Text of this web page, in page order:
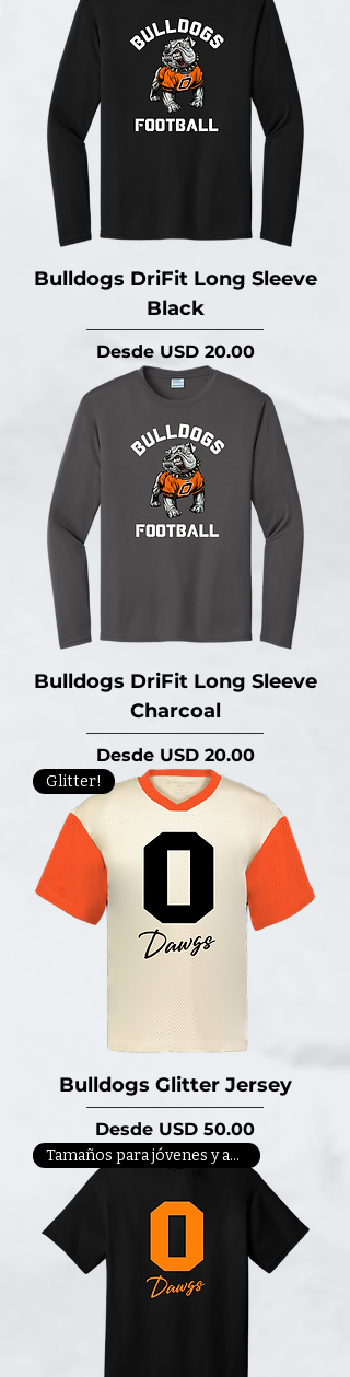
Bulldogs DriFit Long Sleeve
Black
Desde USD 20.00
Precio de oferta
Bulldogs DriFit Long Sleeve
Charcoal
Desde USD 20.00
Precio de oferta
Glitter!
Bulldogs Glitter Jersey
Desde USD 50.00
Precio de oferta
Tamaños para jóvenes y adultos